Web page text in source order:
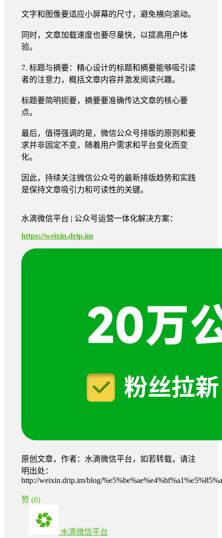
文字和图像要适应小屏幕的尺寸，避免横向滚动。
同时，文章加载速度也要尽量快，以提高用户体
验。
7. 标题与摘要：精心设计的标题和摘要能够吸引读
者的注意力，概括文章内容并激发阅读兴趣。
标题要简明扼要，摘要要准确传达文章的核心要
点。
最后，值得强调的是，微信公众号排版的原则和要
求并非固定不变，随着用户需求和平台变化而变
化。
因此，持续关注微信公众号的最新排版趋势和实践
是保持文章吸引力和可读性的关键。
水滴微信平台 | 公众号运营一体化解决方案：
https://weixin.drip.im
原创文章，作者：水滴微信平台，如若转载，请注
明出处：
http://weixin.drip.im/blog/
赞 (0)
水滴微信平台